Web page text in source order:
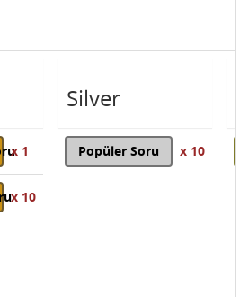
x 1
x 10
Silver
Popüler Soru x 10